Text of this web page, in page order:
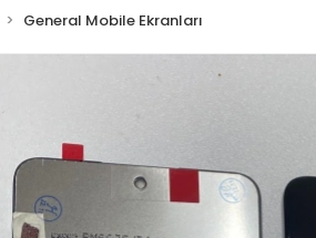
General Mobile Ekranları